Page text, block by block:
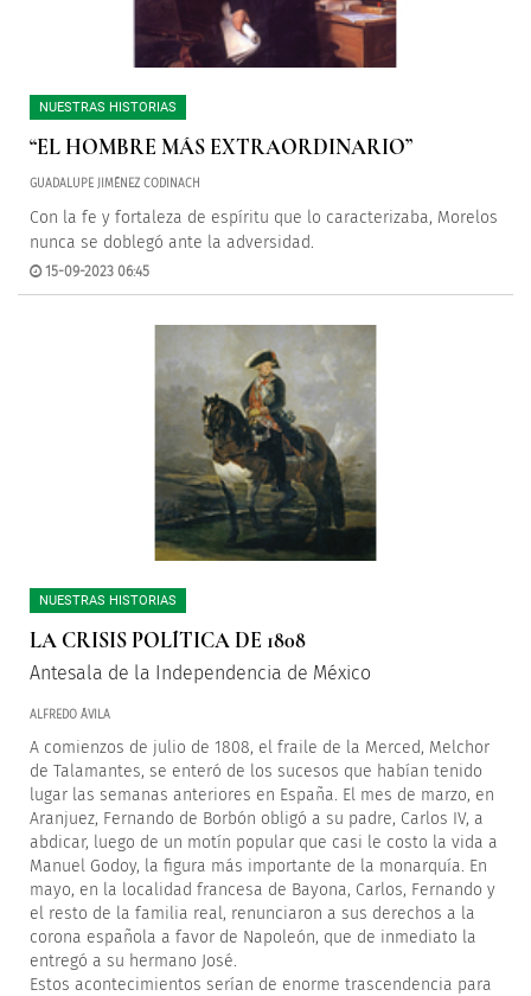
NUESTRAS HISTORIAS
“EL HOMBRE MÁS EXTRAORDINARIO”
GUADALUPE JIMÉNEZ CODINACH
Con la fe y fortaleza de espíritu que lo caracterizaba, Morelos
nunca se doblegó ante la adversidad.
15-09-2023 06:45
NUESTRAS HISTORIAS
LA CRISIS POLÍTICA DE 1808
Antesala de la Independencia de México
ALFREDO ÁVILA
A comienzos de julio de 1808, el fraile de la Merced, Melchor
de Talamantes, se enteró de los sucesos que habían tenido
lugar las semanas anteriores en España. El mes de marzo, en
Aranjuez, Fernando de Borbón obligó a su padre, Carlos IV, a
abdicar, luego de un motín popular que casi le costo la vida a
Manuel Godoy, la figura más importante de la monarquía. En
mayo, en la localidad francesa de Bayona, Carlos, Fernando y
el resto de la familia real, renunciaron a sus derechos a la
corona española a favor de Napoleón, que de inmediato la
entregó a su hermano José.
Estos acontecimientos serían de enorme trascendencia para